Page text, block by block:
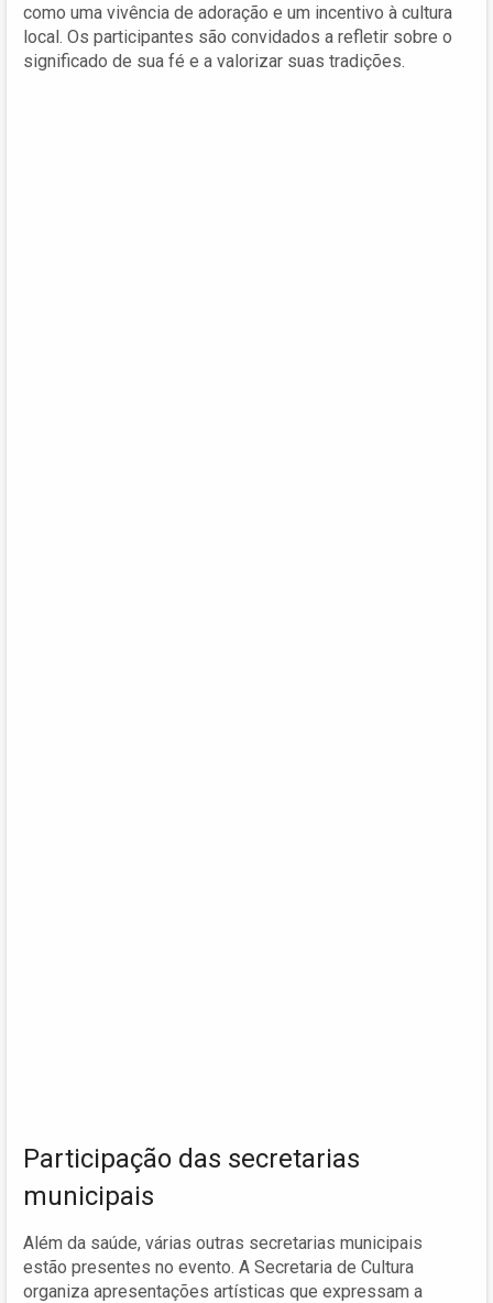
como uma vivência de adoração e um incentivo à cultura
local. Os participantes são convidados a refletir sobre o
significado de sua fé e a valorizar suas tradições.
Participação das secretarias
municipais
Além da saúde, várias outras secretarias municipais
estão presentes no evento. A Secretaria de Cultura
organiza apresentações artísticas que expressam a